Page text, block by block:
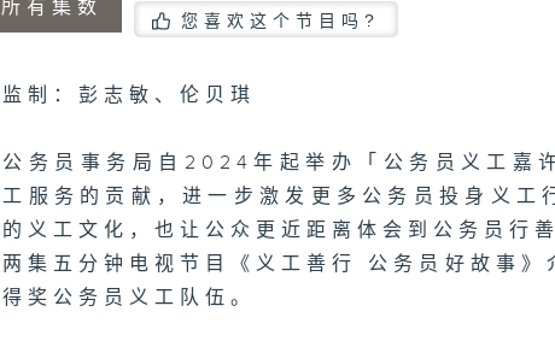
所有集数
您喜欢这个节目吗?
监制：彭志敏、伦贝琪
公务员事务局自2024年起举办「公务员义工嘉
工服务的贡献，进一步激发更多公务员投身义工
的义工文化，也让公众更近距离体会到公务员行
两集五分钟电视节目《义工善行 公务员好故事》
得奖公务员义工队伍。